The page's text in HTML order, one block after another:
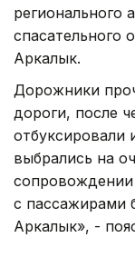
регионального
спасательного
Аркалык.
Дорожники
дороги, после
отбуксировали
выбрались на
с пассажирами
Аркалык», -